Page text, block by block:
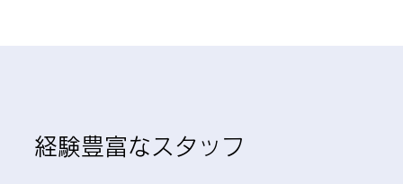
経験豊富なスタッフ